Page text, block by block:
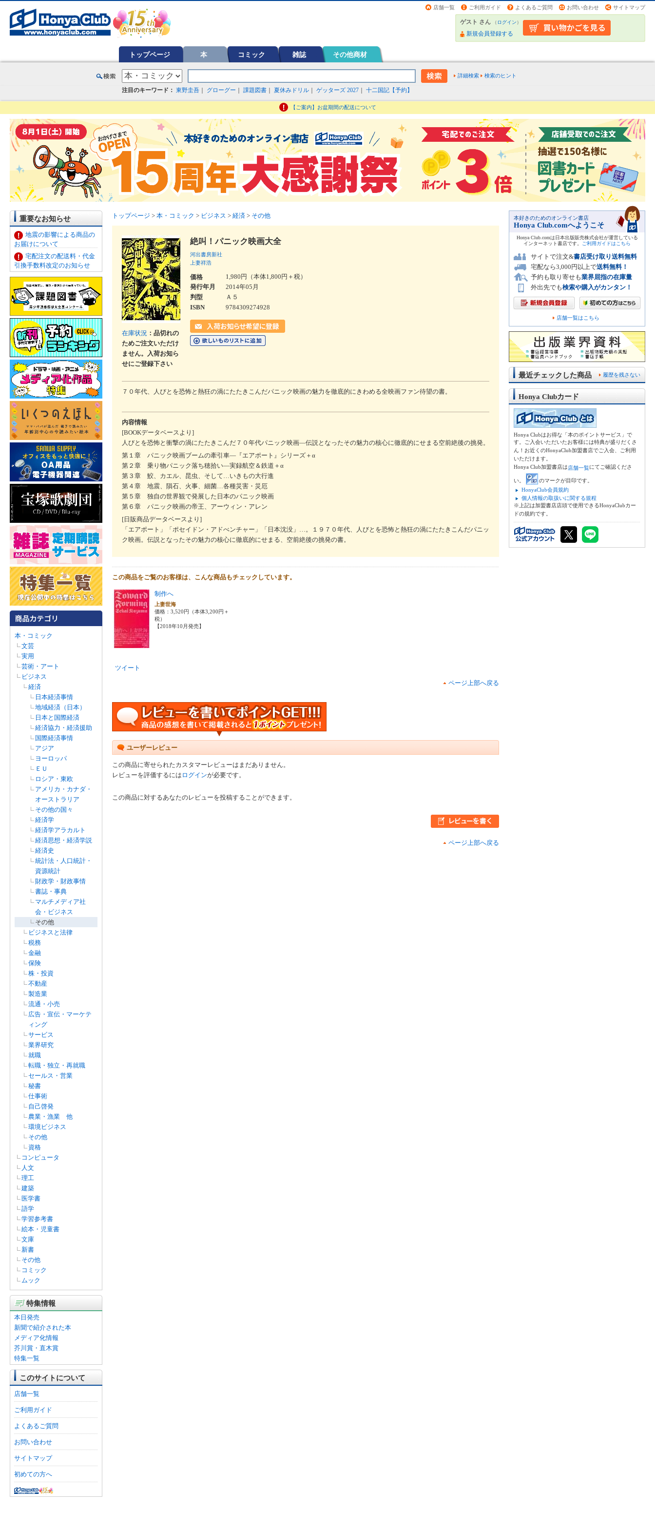
店舗一覧 ご利用ガイド よくあるご質問 お問い合わせ サイトマップ
ゲスト さん （ログイン）
新規会員登録する
トップページ 本 コミック 雑誌 その他商材
詳細検索 検索のヒント
注目のキーワード： 東野圭吾 グローグー 課題図書 夏休みドリル ゲッターズ 2027 十二国記【予約】
【ご案内】お盆期間の配送について
重要なお知らせ
地震の影響による商品の
お届けについて
宅配注文の配送料・代金
引換手数料改定のお知らせ
本・コミック
文芸
実用
芸術・アート
ビジネス
経済
日本経済事情
地域経済（日本）
日本と国際経済
経済協力・経済援助
国際経済事情
アジア
ヨーロッパ
ＥＵ
ロシア・東欧
アメリカ・カナダ・
オーストラリア
その他の国々
経済学
経済学アラカルト
経済思想・経済学説
経済史
統計法・人口統計・
資源統計
財政学・財政事情
書誌・事典
マルチメディア社
会・ビジネス
その他
ビジネスと法律
税務
金融
保険
株・投資
不動産
製造業
流通・小売
広告・宣伝・マーケテ
ィング
サービス
業界研究
就職
転職・独立・再就職
セールス・営業
秘書
仕事術
自己啓発
農業・漁業 他
環境ビジネス
その他
資格
コンピュータ
人文
理工
建築
医学書
語学
学習参考書
絵本・児童書
文庫
新書
その他
コミック
ムック
特集情報
本日発売
新聞で紹介された本
メディア化情報
芥川賞・直木賞
特集一覧
このサイトについて
店舗一覧
ご利用ガイド
よくあるご質問
お問い合わせ
サイトマップ
初めての方へ
トップページ > 本・コミック > ビジネス > 経済 > その他
在庫状況 ：品切れの
ためご注文いただけ
ません。入荷お知ら
せにご登録下さい
絶叫！パニック映画大全
河出書房新社
上妻祥浩
価格
1,980円（本体1,800円＋税）
発行年月
2014年05月
判型
Ａ５
ISBN
9784309274928
７０年代、人びとを恐怖と熱狂の渦にたたきこんだパニック映画の魅力を徹底的にきわめる全映画ファン待望の書。
内容情報
[BOOKデータベースより]
人びとを恐怖と衝撃の渦にたたきこんだ７０年代パニック映画―伝説となったその魅力の核心に徹底的にせまる空前絶後の挑発。
第１章 パニック映画ブームの牽引車―『エアポート』シリーズ＋α
第２章 乗り物パニック落ち穂拾い―実録航空＆鉄道＋α
第３章 鮫、カエル、昆虫、そして…いきもの大行進
第４章 地震、隕石、火事、細菌…各種災害・災厄
第５章 独自の世界観で発展した日本のパニック映画
第６章 パニック映画の帝王、アーウィン・アレン
[日販商品データベースより]
「エアポート」「ポセイドン・アドべンチャー」「日本沈没」…。１９７０年代、人びとを恐怖と熱狂の渦にたたきこんだパニッ
ク映画。伝説となったその魅力の核心に徹底的にせまる、空前絶後の挑発の書。
この商品をご覧のお客様は、こんな商品もチェックしています。
制作へ
上妻世海
価格：3,520円（本体3,200円＋
税）
【2018年10月発売】
ツイート
ページ上部へ戻る
ユーザーレビュー
この商品に寄せられたカスタマーレビューはまだありません。
レビューを評価するには ログインが必要です。
この商品に対するあなたのレビューを投稿することができます。
ページ上部へ戻る
本好きのためのオンライン書店
Honya Club.comへようこそ
Honya Club.comは日本出版販売株式会社が運営している
インターネット書店です。
ご利用ガイドはこちら
サイトで注文&書店受け取り送料無料
宅配なら3,000円以上で送料無料！
予約も取り寄せも業界屈指の在庫量
外出先でも検索や購入がカンタン！
店舗一覧はこちら
履歴を残さない
最近チェックした商品
Honya Clubカード
Honya Clubはお得な「本のポイントサービス」で
す。ご入会いただいたお客様には特典が盛りだくさ
ん！お近くのHonyaClub加盟書店でご入会、ご利用
いただけます。
Honya Club加盟書店は店舗一覧にてご確認くださ
い。
のマークが目印です。
HonyaClub会員規約
個人情報の取扱いに関する規程
※上記は加盟書店店頭で使用できるHonyaClubカー
ドの規約です。